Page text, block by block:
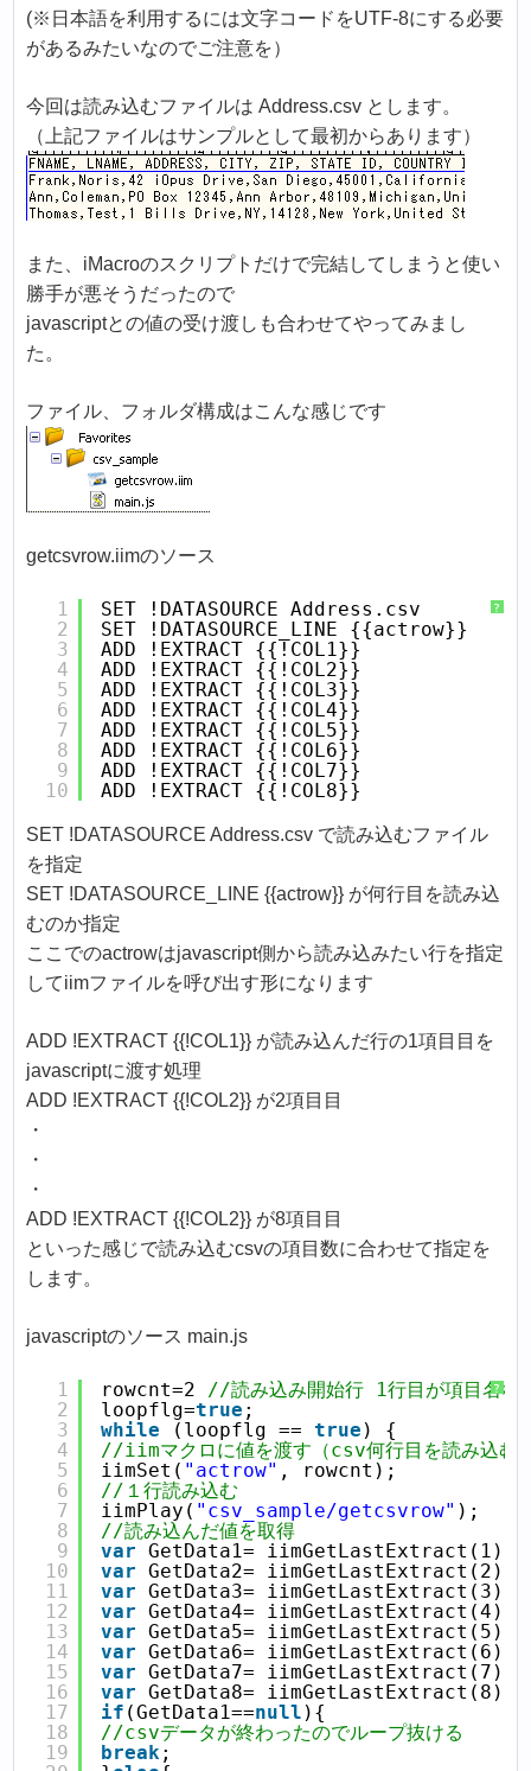
(※日本語を利用するには文字コードをUTF-8にする必要
があるみたいなのでご注意を）
今回は読み込むファイルは Address.csv とします。
（上記ファイルはサンプルとして最初からあります）
また、iMacroのスクリプトだけで完結してしまうと使い
勝手が悪そうだったので
javascriptとの値の受け渡しも合わせてやってみまし
た。
ファイル、フォルダ構成はこんな感じです
getcsvrow.iimのソース
?
1
2
3
4
5
6
7
8
9
10
SET !DATASOURCE Address.csv
SET !DATASOURCE_LINE {{actrow}}
ADD !EXTRACT {{!COL1}}
ADD !EXTRACT {{!COL2}}
ADD !EXTRACT {{!COL3}}
ADD !EXTRACT {{!COL4}}
ADD !EXTRACT {{!COL5}}
ADD !EXTRACT {{!COL6}}
ADD !EXTRACT {{!COL7}}
ADD !EXTRACT {{!COL8}}
SET !DATASOURCE Address.csv で読み込むファイル
を指定
SET !DATASOURCE_LINE {{actrow}} が何行目を読み込
むのか指定
ここでのactrowはjavascript側から読み込みたい行を指定
してiimファイルを呼び出す形になります
ADD !EXTRACT {{!COL1}} が読み込んだ行の1項目目を
javascriptに渡す処理
ADD !EXTRACT {{!COL2}} が2項目目
・
・
・
ADD !EXTRACT {{!COL2}} が8項目目
といった感じで読み込むcsvの項目数に合わせて指定を
します。
javascriptのソース main.js
?
1
2
3
4
5
6
7
8
9
10
11
12
13
14
15
16
17
18
19
rowcnt=2 //読み込み開始行 1行目が項目名な
loopflg=true ;
while (loopflg == true ) {
//iimマクロに値を渡す（csv何行目を読み込む
iimSet( "actrow" , rowcnt);
//１行読み込む
iimPlay( "csv_sample/getcsvrow" );
//読み込んだ値を取得
var GetData1= iimGetLastExtract(1);
var GetData2= iimGetLastExtract(2);
var GetData3= iimGetLastExtract(3);
var GetData4= iimGetLastExtract(4);
var GetData5= iimGetLastExtract(5);
var GetData6= iimGetLastExtract(6);
var GetData7= iimGetLastExtract(7);
var GetData8= iimGetLastExtract(8);
if (GetData1==null ){
//csvデータが終わったのでループ抜ける
break;